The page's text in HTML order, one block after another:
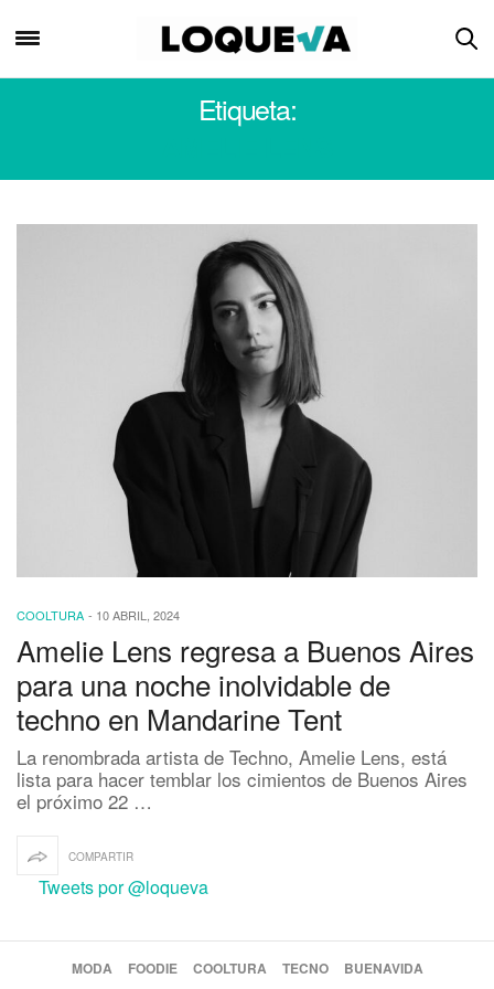
Etiqueta:
COOLTURA - 10 ABRIL, 2024
Amelie Lens regresa a Buenos Aires
para una noche inolvidable de
techno en Mandarine Tent
La renombrada artista de Techno, Amelie Lens, está
lista para hacer temblar los cimientos de Buenos Aires
el próximo 22 …
COMPARTIR
Tweets por @loqueva
MODA FOODIE COOLTURA TECNO BUENAVIDA